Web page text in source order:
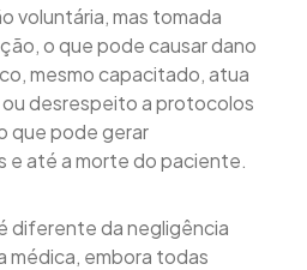
voluntária, mas tomada
o que pode causar dano
mesmo capacitado, atua
desrespeito a protocolos
que pode gerar
e até a morte do paciente.
diferente da negligência
médica, embora todas